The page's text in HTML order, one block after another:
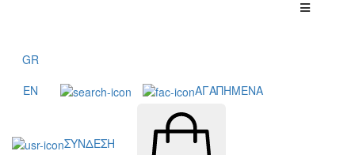
GR
EN
ΑΓΑΠΗΜΕΝΑ
ΣΥΝΔΕΣΗ